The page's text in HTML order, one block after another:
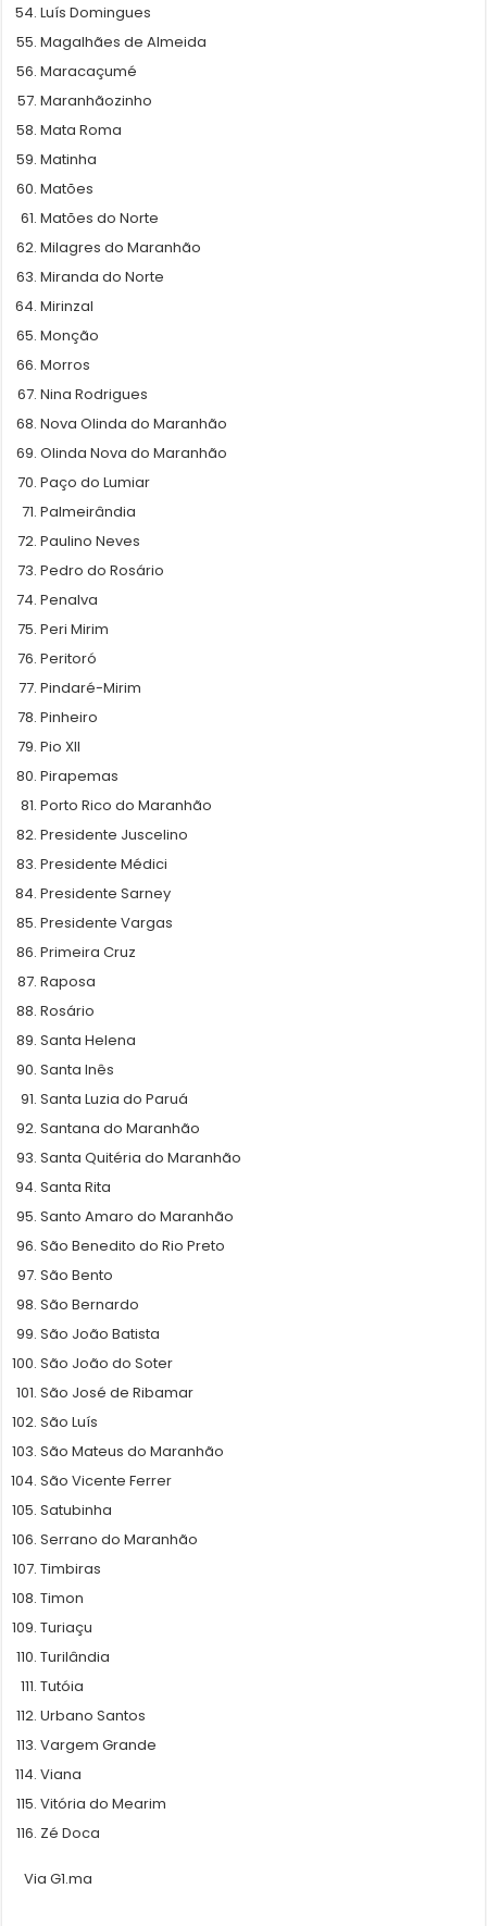
Luís Domingues
Magalhães de Almeida
Maracaçumé
Maranhãozinho
Mata Roma
Matinha
Matões
Matões do Norte
Milagres do Maranhão
Miranda do Norte
Mirinzal
Monção
Morros
Nina Rodrigues
Nova Olinda do Maranhão
Olinda Nova do Maranhão
Paço do Lumiar
Palmeirândia
Paulino Neves
Pedro do Rosário
Penalva
Peri Mirim
Peritoró
Pindaré-Mirim
Pinheiro
Pio XII
Pirapemas
Porto Rico do Maranhão
Presidente Juscelino
Presidente Médici
Presidente Sarney
Presidente Vargas
Primeira Cruz
Raposa
Rosário
Santa Helena
Santa Inês
Santa Luzia do Paruá
Santana do Maranhão
Santa Quitéria do Maranhão
Santa Rita
Santo Amaro do Maranhão
São Benedito do Rio Preto
São Bento
São Bernardo
São João Batista
São João do Soter
São José de Ribamar
São Luís
São Mateus do Maranhão
São Vicente Ferrer
Satubinha
Serrano do Maranhão
Timbiras
Timon
Turiaçu
Turilândia
Tutóia
Urbano Santos
Vargem Grande
Viana
Vitória do Mearim
Zé Doca
Via G1.ma